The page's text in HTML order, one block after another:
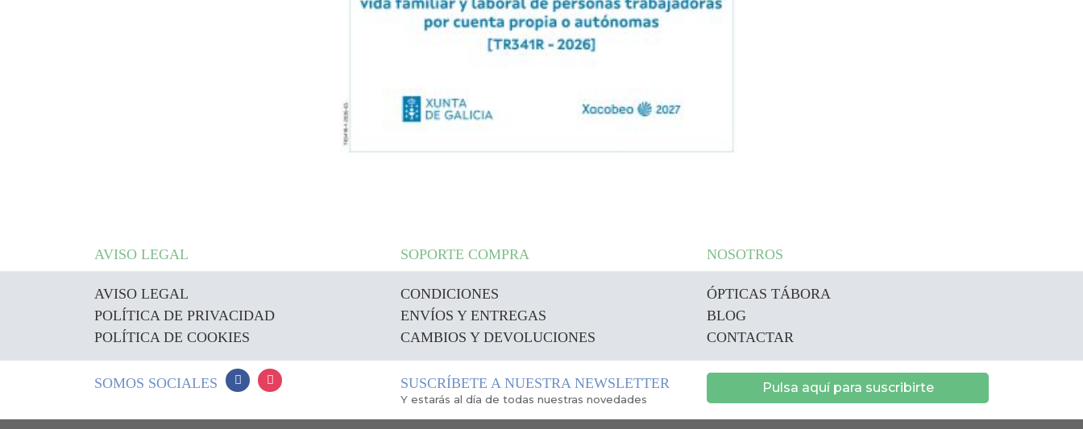
AVISO LEGAL SOPORTE COMPRA NOSOTROS
AVISO LEGAL
POLÍTICA DE PRIVACIDAD
POLÍTICA DE COOKIES
CONDICIONES
ENVÍOS Y ENTREGAS
CAMBIOS Y DEVOLUCIONES
ÓPTICAS TÁBORA
BLOG
CONTACTAR
SOMOS SOCIALES SUSCRÍBETE A NUESTRA NEWSLETTER
Y estarás al día de todas nuestras novedades
Pulsa aquí para suscribirte